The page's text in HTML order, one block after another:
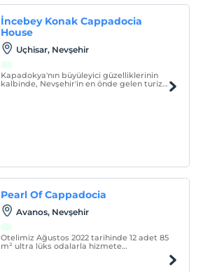
İncebey Konak Cappadocia
House
Uçhisar, Nevşehir
Kapadokya'nın büyüleyici güzelliklerinin
kalbinde, Nevşehir'in en önde gelen turizm
Pearl Of Cappadocia
Avanos, Nevşehir
Otelimiz Ağustos 2022 tarihinde 12 adet 85
m² ultra lüks odalarla hizmete